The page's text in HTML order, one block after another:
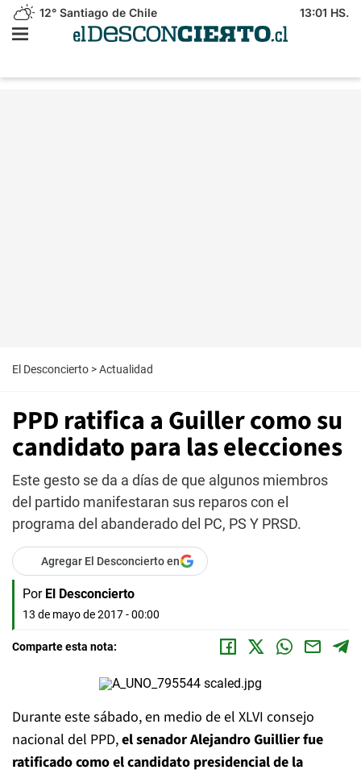
12° Santiago de Chile 13:01 HS.
El Desconcierto >Actualidad
PPD ratifica a Guiller como su
candidato para las elecciones
Este gesto se da a días de que algunos miembros
del partido manifestaran sus reparos con el
programa del abanderado del PC, PS Y PRSD.
Agregar El Desconcierto en
Por El Desconcierto
13 de mayo de 2017 - 00:00
Comparte esta nota:
Durante este sábado, en medio de el XLVI consejo
nacional del PPD,el senador Alejandro Guillier fue
ratificado como el candidato presidencial de la